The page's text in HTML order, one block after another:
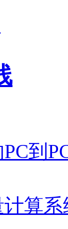
到
算